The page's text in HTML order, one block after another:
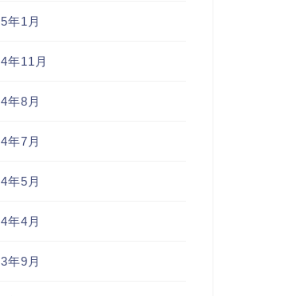
年1月
年11月
年8月
年7月
年5月
年4月
年9月